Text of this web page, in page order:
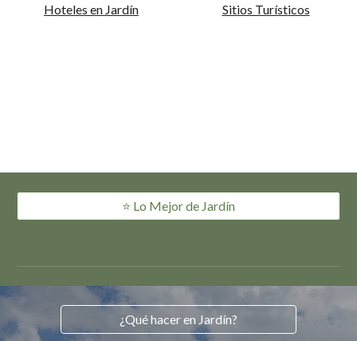
Hoteles en Jardín Sitios Turísticos
⭐️ Lo Mejor de Jardín
¿Qué hacer en Jardín?